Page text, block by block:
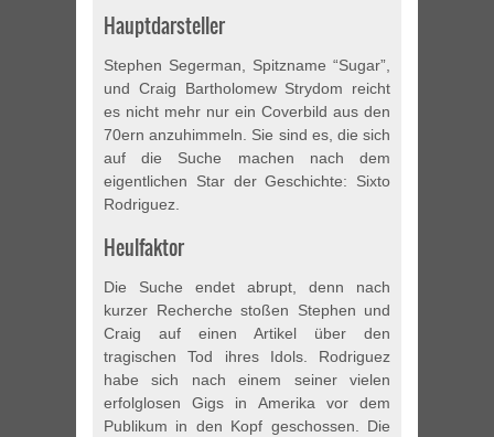
Hauptdarsteller
Stephen Segerman, Spitzname “Sugar”,
und Craig Bartholomew Strydom reicht
es nicht mehr nur ein Coverbild aus den
70ern anzuhimmeln. Sie sind es, die sich
auf die Suche machen nach dem
eigentlichen Star der Geschichte: Sixto
Rodriguez.
Heulfaktor
Die Suche endet abrupt, denn nach
kurzer Recherche stoßen Stephen und
Craig auf einen Artikel über den
tragischen Tod ihres Idols. Rodriguez
habe sich nach einem seiner vielen
erfolglosen Gigs in Amerika vor dem
Publikum in den Kopf geschossen. Die